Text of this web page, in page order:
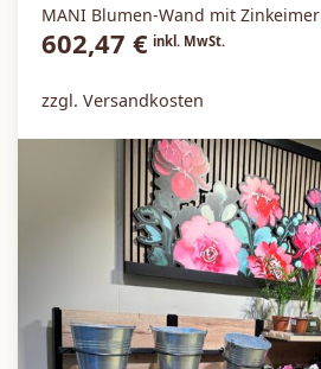
MANI Blumen-Wand mit Zinkeimer
602,47 € inkl. MwSt.
zzgl. Versandkosten